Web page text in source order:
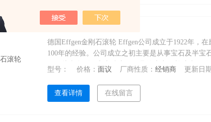
德国Effgen金刚石滚轮
德国Effgen金刚石滚轮 Effgen公司成立于1922年，
100年的经验。公司成立之初主要是从事宝石及半宝
开始从事金刚石和电镀磨研工具的生产，并成为了德
应商。
型号： 价格： 面议 厂商性质：经销商 更新日
查看详情 在线留言